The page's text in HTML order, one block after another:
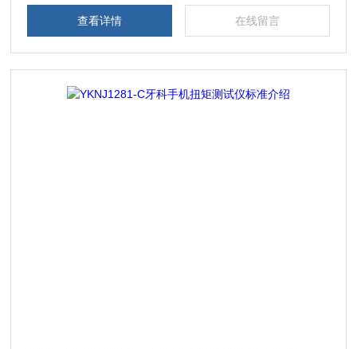
查看详情 在线留言